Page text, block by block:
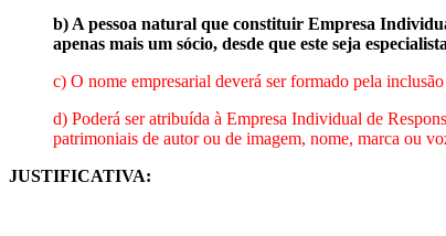
b) A pessoa natural que constituir Empresa
apenas mais um sócio, desde que este seja
c) O nome empresarial deverá ser formado pela
d) Poderá ser atribuída à Empresa Individual de
patrimoniais de autor ou de imagem, nome, marca ou
JUSTIFICATIVA: